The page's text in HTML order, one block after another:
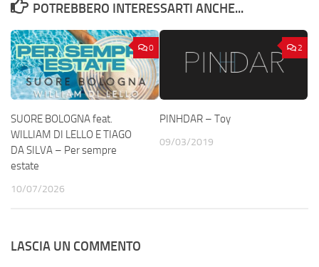
POTREBBERO INTERESSARTI ANCHE...
0
SUORE BOLOGNA feat.
WILLIAM DI LELLO E TIAGO
DA SILVA – Per sempre
estate
10/07/2026
2
PINHDAR – Toy
09/03/2019
LASCIA UN COMMENTO